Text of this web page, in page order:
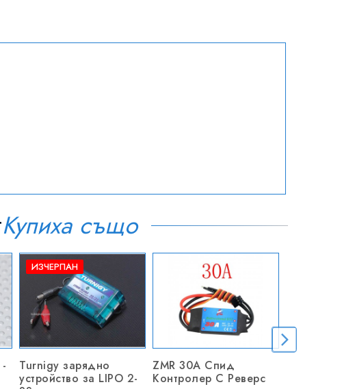
Купиха също
ИЗЧЕРПАН
Turnigy зарядно
устройство за LIPO 2-
ZMR 30A Спид
Контролер С Реверс